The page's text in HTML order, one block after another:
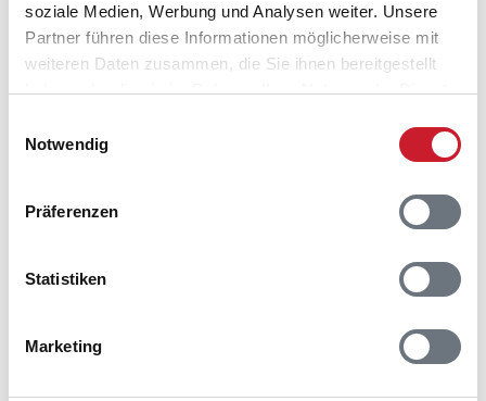
soziale Medien, Werbung und Analysen weiter. Unsere
Partner führen diese Informationen möglicherweise mit
weiteren Daten zusammen, die Sie ihnen bereitgestellt
haben oder die sie im Rahmen Ihrer Nutzung der Dienste
Notwendig
Präferenzen
Statistiken
Marketing
Adresse
Ferienhaus 09189
Helledievej 40
Nr. Lyngby